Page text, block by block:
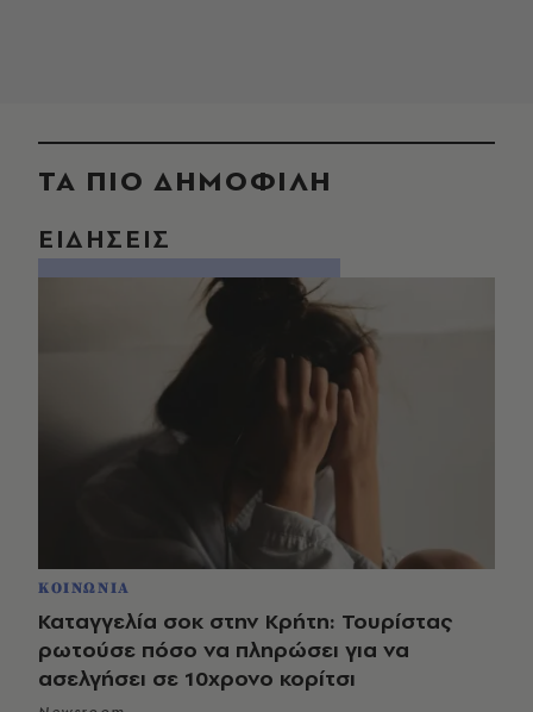
ΤΑ ΠΙΟ ΔΗΜΟΦΙΛΗ
ΕΙΔΗΣΕΙΣ
ΚΟΙΝΩΝΙΑ
Καταγγελία σοκ στην Κρήτη: Τουρίστας
ρωτούσε πόσο να πληρώσει για να
ασελγήσει σε 10χρονο κορίτσι